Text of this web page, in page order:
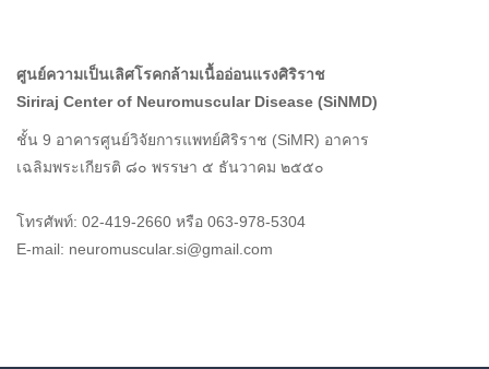
ศูนย์ความเป็นเลิศโรคกล้ามเนื้ออ่อนแรงศิริราช
Siriraj Center of Neuromuscular Disease (SiNMD)
ชั้น 9 อาคารศูนย์วิจัยการแพทย์ศิริราช (SiMR) อาคาร
เฉลิมพระเกียรติ ๘๐ พรรษา ๕ ธันวาคม ๒๕๕๐
โทรศัพท์: 02-419-2660 หรือ 063-978-5304
E-mail: neuromuscular.si@gmail.com